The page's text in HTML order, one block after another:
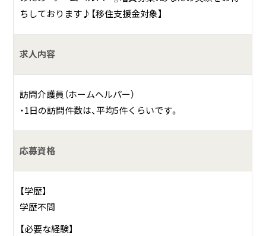
ちしております♪【移住支援金対象】
求人内容
訪問介護員（ホームヘルパー）
・1日の訪問件数は、平均5件くらいです。
応募資格
【学歴】
学歴不問
【必要な経験】